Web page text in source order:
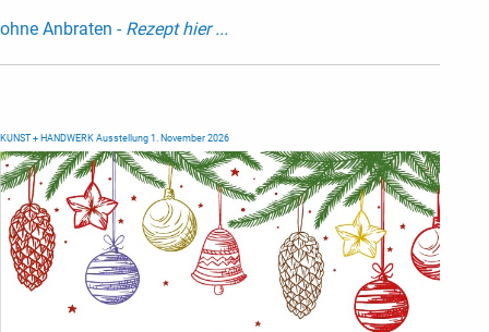
ohne Anbraten - Rezept hier ...
KUNST + HANDWERK Ausstellung 1. November 2026